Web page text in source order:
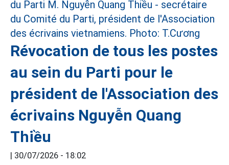
Révocation de tous les postes
au sein du Parti pour le
président de l'Association des
écrivains Nguyễn Quang
Thiều
| 30/07/2026 - 18:02